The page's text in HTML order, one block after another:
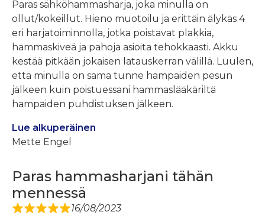
Paras sähköhammasharja, joka minulla on
ollut/kokeillut. Hieno muotoilu ja erittäin älykäs 4
eri harjatoiminnolla, jotka poistavat plakkia,
hammaskiveä ja pahoja asioita tehokkaasti. Akku
kestää pitkään jokaisen latauskerran välillä. Luulen,
että minulla on sama tunne hampaiden pesun
jälkeen kuin poistuessani hammaslääkäriltä
hampaiden puhdistuksen jälkeen.
Lue alkuperäinen
Mette Engel
Paras hammasharjani tähän
mennessä
16/08/2023